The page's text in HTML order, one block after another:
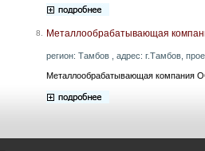
8. Металлообрабатывающая
регион: Тамбов , адрес: г.Тамбов,
Металлообрабатывающая компания